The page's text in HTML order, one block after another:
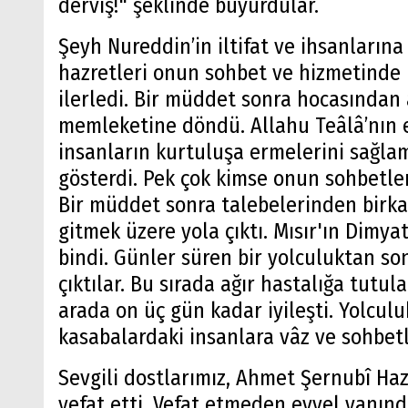
derviş!" şeklinde buyurdular.
Şeyh Nureddin’in iltifat ve
hazretleri onun sohbet ve
ilerledi. Bir müddet sonra
memleketine döndü. Allahu
insanların kurtuluşa ermelerini
gösterdi. Pek çok kimse onun
Bir müddet sonra talebelerinden
gitmek üzere yola çıktı. Mısır'ın
bindi. Günler süren bir yolculuktan
çıktılar. Bu sırada ağır hastalığa
arada on üç gün kadar iyileşti.
kasabalardaki insanlara vâz ve
Sevgili dostlarımız, Ahmet Şernubî